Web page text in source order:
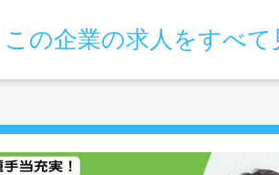
この企業の求人をすべて